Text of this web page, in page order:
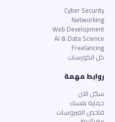
Cyber Security
Networking
Web Development
AI & Data Science
Freelancing
كل الكورسات
روابط مهمة
سجّل الآن
حماية نفسك
فاحص الفيروسات